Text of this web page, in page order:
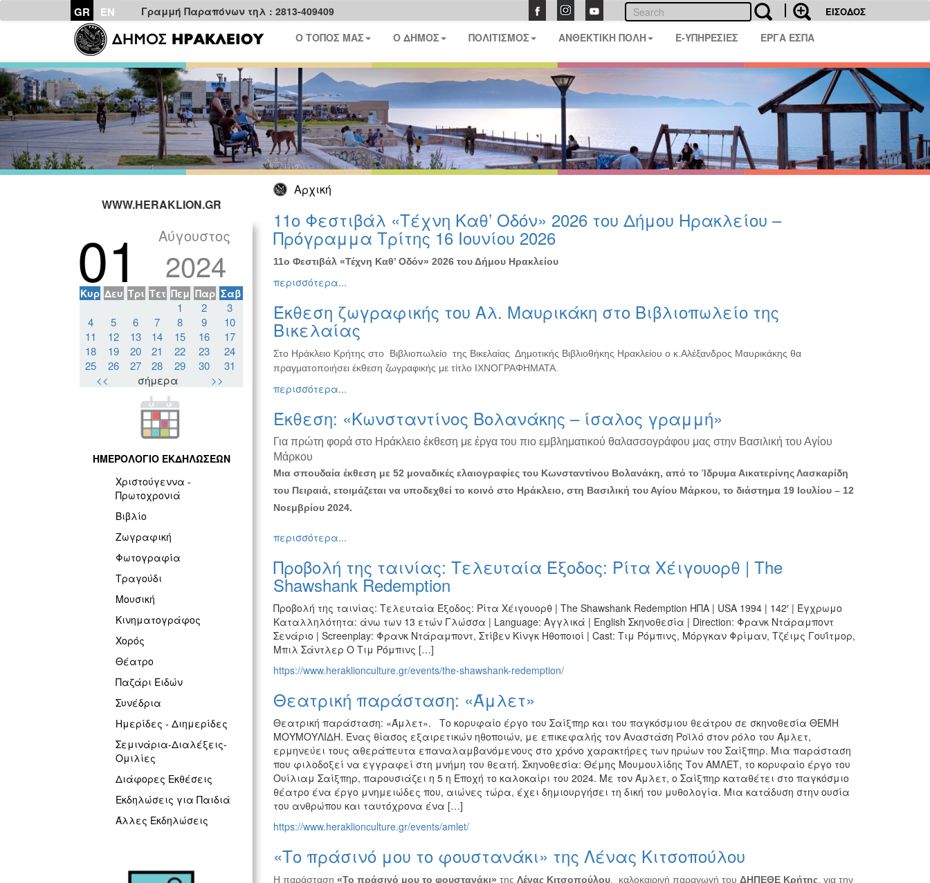
GR EN Γραμμή Παραπόνων τηλ : 2813-409409 ΕΙΣΟΔΟΣ
Ο ΤΟΠΟΣ ΜΑΣ Ο ΔΗΜΟΣ ΠΟΛΙΤΙΣΜΟΣ ΑΝΘΕΚΤΙΚΗ ΠΟΛΗ E-ΥΠΗΡΕΣΙΕΣ ΕΡΓΑ ΕΣΠΑ
Αρχική
WWW.HERAKLION.GR
01 Αύγουστος
2024
Κυρ Δευ Τρι Τετ Πεμ Παρ Σαβ
1 2
3
4
5 6 7 8 9
10
11
12 13 14 15 16
17
18
19 20 21 22 23
24
25
26 27 28 29 30
31
<<
σήμερα >>
ΗΜΕΡΟΛΟΓΙΟ ΕΚΔΗΛΩΣΕΩΝ
Χριστούγεννα -
Πρωτοχρονιά
Βιβλίο
Ζωγραφική
Φωτογραφία
Τραγούδι
Μουσική
Κινηματογράφος
Χορός
Θέατρο
Παζάρι Ειδών
Συνέδρια
Ημερίδες - Διημερίδες
Σεμινάρια-Διαλέξεις-
Ομιλίες
Διάφορες Εκθέσεις
Εκδηλώσεις για Παιδιά
Άλλες Εκδηλώσεις
11ο Φεστιβάλ «Τέχνη Καθ’ Οδόν» 2026 του Δήμου Ηρακλείου –
Πρόγραμμα Τρίτης 16 Ιουνίου 2026
11ο Φεστιβάλ «Τέχνη Καθ’ Οδόν» 2026 του Δήμου Ηρακλείου
περισσότερα...
Έκθεση ζωγραφικής του Αλ. Μαυρικάκη στο Βιβλιοπωλείο της
Βικελαίας
Στο Ηράκλειο Κρήτης στο Βιβλιοπωλείο της Βικελαίας Δημοτικής Βιβλιοθήκης Ηρακλείου ο κ.Αλέξανδρος Μαυρικάκης θα
πραγματοποιήσει έκθεση ζωγραφικής με τίτλο ΙΧΝΟΓΡΑΦΗΜΑΤΑ.
περισσότερα...
Έκθεση: «Κωνσταντίνος Βολανάκης – ίσαλος γραμμή»
Για πρώτη φορά στο Ηράκλειο έκθεση με έργα του πιο εμβληματικού θαλασσογράφου μας στην Βασιλική του Αγίου
Μάρκου
Μια σπουδαία έκθεση με 52 μοναδικές ελαιογραφίες του Κωνσταντίνου Βολανάκη, από το Ίδρυμα Αικατερίνης Λασκαρίδη
του Πειραιά, ετοιμάζεται να υποδεχθεί το κοινό στο Ηράκλειο, στη Βασιλική του Αγίου Μάρκου, το διάστημα 19 Ιουλίου – 12
Νοεμβρίου 2024.
περισσότερα...
Προβολή της ταινίας: Τελευταία Έξοδος: Ρίτα Χέιγουορθ | The
Shawshank Redemption
Προβολή της ταινίας: Τελευταία Έξοδος: Ρίτα Χέιγουορθ | The Shawshank Redemption ΗΠΑ | USA 1994 | 142′ | Έγχρωμο
Καταλληλότητα: άνω των 13 ετών Γλώσσα | Language: Αγγλικά | English Σκηνοθεσία | Direction: Φρανκ Ντάραμποντ
Σενάριο | Screenplay: Φρανκ Ντάραμποντ, Στίβεν Κίνγκ Ηθοποιοί | Cast: Τιμ Ρόμπινς, Μόργκαν Φρίμαν, Τζέιμς Γουΐτμορ,
Μπιλ Σάντλερ Ο Τιμ Ρόμπινς […]
https://www.heraklionculture.gr/events/the-shawshank-redemption/
Θεατρική παράσταση: «Άμλετ»
Θεατρική παράσταση: «Άμλετ». Το κορυφαίο έργο του Σαίξπηρ και του παγκόσμιου θεάτρου σε σκηνοθεσία ΘΕΜΗ
ΜΟΥΜΟΥΛΙΔΗ. Ένας θίασος εξαιρετικών ηθοποιών, με επικεφαλής τον Αναστάση Ροϊλό στον ρόλο του Άμλετ,
ερμηνεύει τους αθεράπευτα επαναλαμβανόμενους στο χρόνο χαρακτήρες των ηρώων του Σαίξπηρ. Μια παράσταση
που φιλοδοξεί να εγγραφεί στη μνήμη του θεατή. Σκηνοθεσία: Θέμης Μουμουλίδης Τον ΑΜΛΕΤ, το κορυφαίο έργο του
Ουίλιαμ Σαίξπηρ, παρουσιάζει η 5 η Εποχή το καλοκαίρι του 2024. Με τον Άμλετ, ο Σαίξπηρ καταθέτει στο παγκόσμιο
θέατρο ένα έργο μνημειώδες που, αιώνες τώρα, έχει δημιουργήσει τη δική του μυθολογία. Μια κατάδυση στην ουσία
του ανθρώπου και ταυτόχρονα ένα […]
https://www.heraklionculture.gr/events/amlet/
«Το πράσινό μου το φουστανάκι» της Λένας Κιτσοπούλου
Η παράσταση «Το πράσινό μου το φουστανάκι» της Λένας Κιτσοπούλου, καλοκαιρινή παραγωγή του ΔΗΠΕΘΕ Κρήτης, για την